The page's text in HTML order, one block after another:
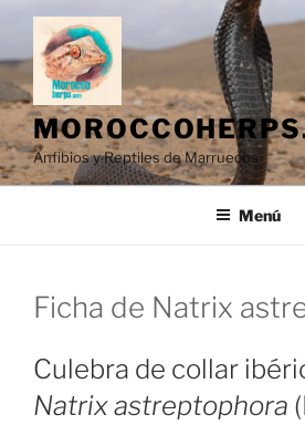
Saltar
contenido
Anfibios y Reptiles de Marruecos
Menú
Ficha de Natrix
Culebra de collar
Natrix astreptophora